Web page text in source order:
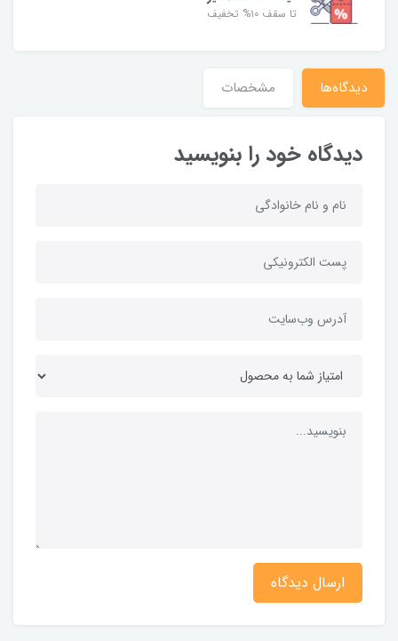
تا سقف ۱۰% تخفیف
دیدگاه‌ها مشخصات
دیدگاه خود را بنویسید
ارسال دیدگاه